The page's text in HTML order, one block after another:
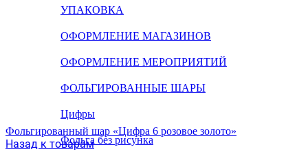
УПАКОВКА
ОФОРМЛЕНИЕ МАГАЗИНОВ
ОФОРМЛЕНИЕ МЕРОПРИЯТИЙ
ФОЛЬГИРОВАННЫЕ ШАРЫ
Цифры
Фольга без рисунка
Фольгированный шар «Цифра 6 розовое золото»
Назад к товарам